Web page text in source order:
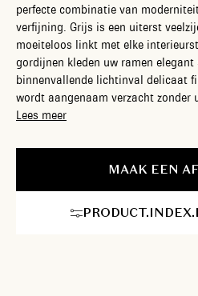
perfecte combinatie van
verfijning. Grijs is een uiterst
moeiteloos linkt met elke
gordijnen kleden uw ramen
binnenvallende lichtinval delicaat
wordt aangenaam verzacht zonder
waardoor de ruimte zijn heldere en
uitstekende bescherming tegen
alle rust van uw privacy geniet
afmetingen van uw ramen, of het
Lees meer
MAAK EEN